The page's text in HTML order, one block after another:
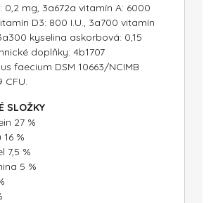
0,2 mg, 3a672a vitamín A: 6000
D3: 800 I.U., 3a700 vitamín
kyselina askorbová: 0,15
doplňky: 4b1707
faecium DSM 10663/NCIMB
CFU.
SLOŽKY
27 %
%
7,5 %
5 %